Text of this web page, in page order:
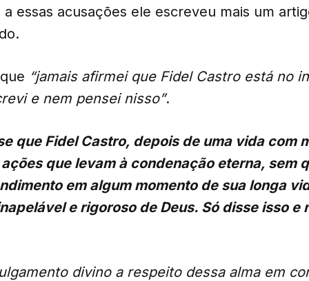
essas acusações ele escreveu mais um
“jamais afirmei que Fidel Castro está no
e nem pensei nisso”.
que Fidel Castro, depois de uma vida com
que levam à condenação eterna, sem
em algum momento de sua longa
e rigoroso de Deus. Só disse isso e
divino a respeito dessa alma em